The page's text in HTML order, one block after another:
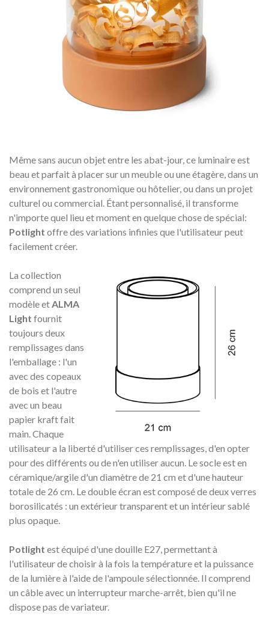
Même sans aucun objet entre les abat-jour, ce luminaire est
beau et parfait à placer sur un meuble ou une étagère, dans un
environnement gastronomique ou hôtelier, ou dans un projet
culturel ou commercial. Étant personnalisé, il transforme
n'importe quel lieu et moment en quelque chose de spécial:
Potlight offre des variations infinies que l'utilisateur peut
facilement créer.
La collection
comprend un seul
modèle et ALMA
Light fournit
toujours deux
remplissages dans
l'emballage : l'un
avec des copeaux
de bois et l'autre
avec un beau
papier kraft fait
main. Chaque
utilisateur a la liberté d'utiliser ces remplissages, d'en opter
pour des différents ou de n'en utiliser aucun. Le socle est en
céramique/argile d'un diamètre de 21 cm et d'une hauteur
totale de 26 cm. Le double écran est composé de deux verres
borosilicatés : un extérieur transparent et un intérieur sablé
plus opaque.
Potlight est équipé d'une douille E27, permettant à
l'utilisateur de choisir à la fois la température et la puissance
de la lumière à l'aide de l'ampoule sélectionnée. Il comprend
un câble avec un interrupteur marche-arrêt, bien qu'il ne
dispose pas de variateur.